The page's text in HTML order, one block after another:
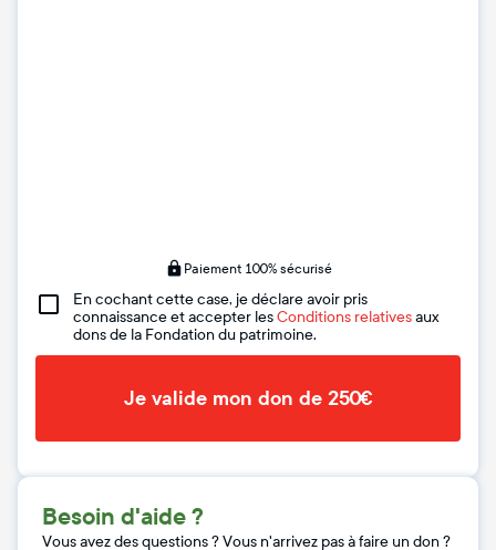
Paiement 100% sécurisé
En cochant cette case, je déclare avoir pris
connaissance et accepter lesConditions relativesaux
dons de la Fondation du patrimoine.
Je valide mon don de 250€
Besoin d'aide ?
Vous avez des questions ? Vous n'arrivez pas à faire un don ?